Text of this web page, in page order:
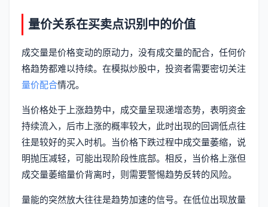
量价关系在买卖点识别中的价值
成交量是价格变动的原动力，没有成交量的配合，任何价
格趋势都难以持续。在模拟炒股中，投资者需要密切关注
量价配合情况。
当价格处于上涨趋势中，成交量呈现递增态势，表明资金
持续流入，后市上涨的概率较大，此时出现的回调低点往
往是较好的买入时机。当价格下跌过程中成交量萎缩，说
明抛压减轻，可能出现阶段性底部。相反，当价格上涨但
成交量萎缩量价背离时，则需要警惕趋势反转的风险。
量能的突然放大往往是趋势加速的信号。在低位出现放量